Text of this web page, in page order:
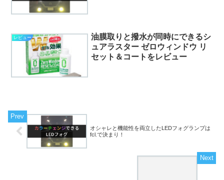
レビュー
油膜取りと撥水が同時にできるシ
ュアラスター ゼロウィンドウ リ
セット＆コートをレビュー
オシャレと機能性を両立したLEDフォグランプは
fcl.で決まり！